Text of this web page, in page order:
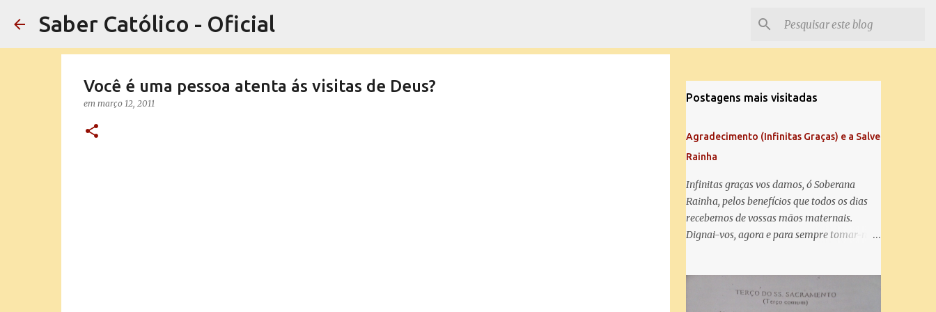
Saber Católico - Oficial
Você é uma pessoa atenta ás visitas de Deus?
em março 12, 2011 Postagens mais visitadas
Agradecimento (Infinitas Graças) e a Salve
Rainha
Infinitas graças vos damos, ó Soberana
Rainha, pelos benefícios que todos os dias
recebemos de vossas mãos maternais.
Dignai-vos, agora e para sempre tomar-nos
Salve Rainha: Salve Rainha , Mãe de
misericórdia, vida, doçura, esperança nossa,